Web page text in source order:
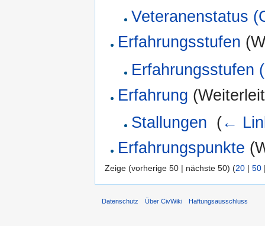
Veteranenstatus
Erfahrungsstufen
Erfahrungsstufen
Erfahrung
Stallungen (←
Erfahrungspunkte
Zeige (vorherige 50 | nächste 50) (20 | 50
Datenschutz Über CivWiki Haftungsausschluss